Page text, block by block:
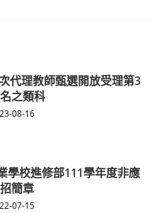
代理教師甄選開放受理第3
之類科
08-16
學校進修部111學年度非應
簡章
07-15